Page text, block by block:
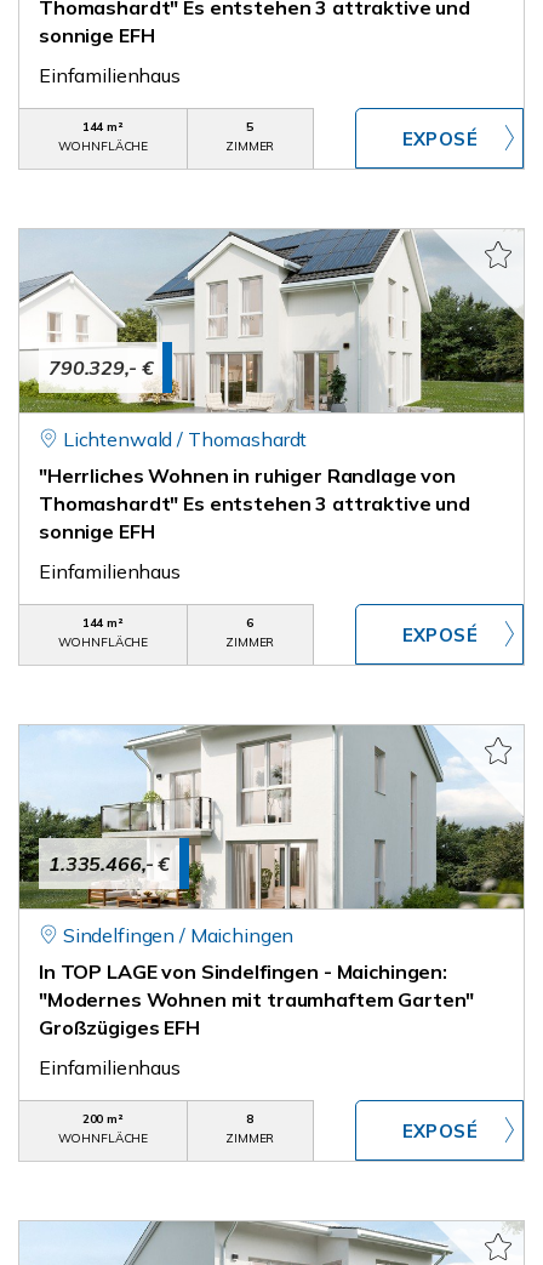
Thomashardt" Es entstehen 3 attraktive und
sonnige EFH
Einfamilienhaus
144 m²
WOHNFLÄCHE
5
ZIMMER
790.329,- €
Lichtenwald / Thomashardt
"Herrliches Wohnen in ruhiger Randlage von
Thomashardt" Es entstehen 3 attraktive und
sonnige EFH
Einfamilienhaus
144 m²
WOHNFLÄCHE
6
ZIMMER
1.335.466,- €
Sindelfingen / Maichingen
In TOP LAGE von Sindelfingen - Maichingen:
"Modernes Wohnen mit traumhaftem Garten"
Großzügiges EFH
Einfamilienhaus
200 m²
WOHNFLÄCHE
8
ZIMMER